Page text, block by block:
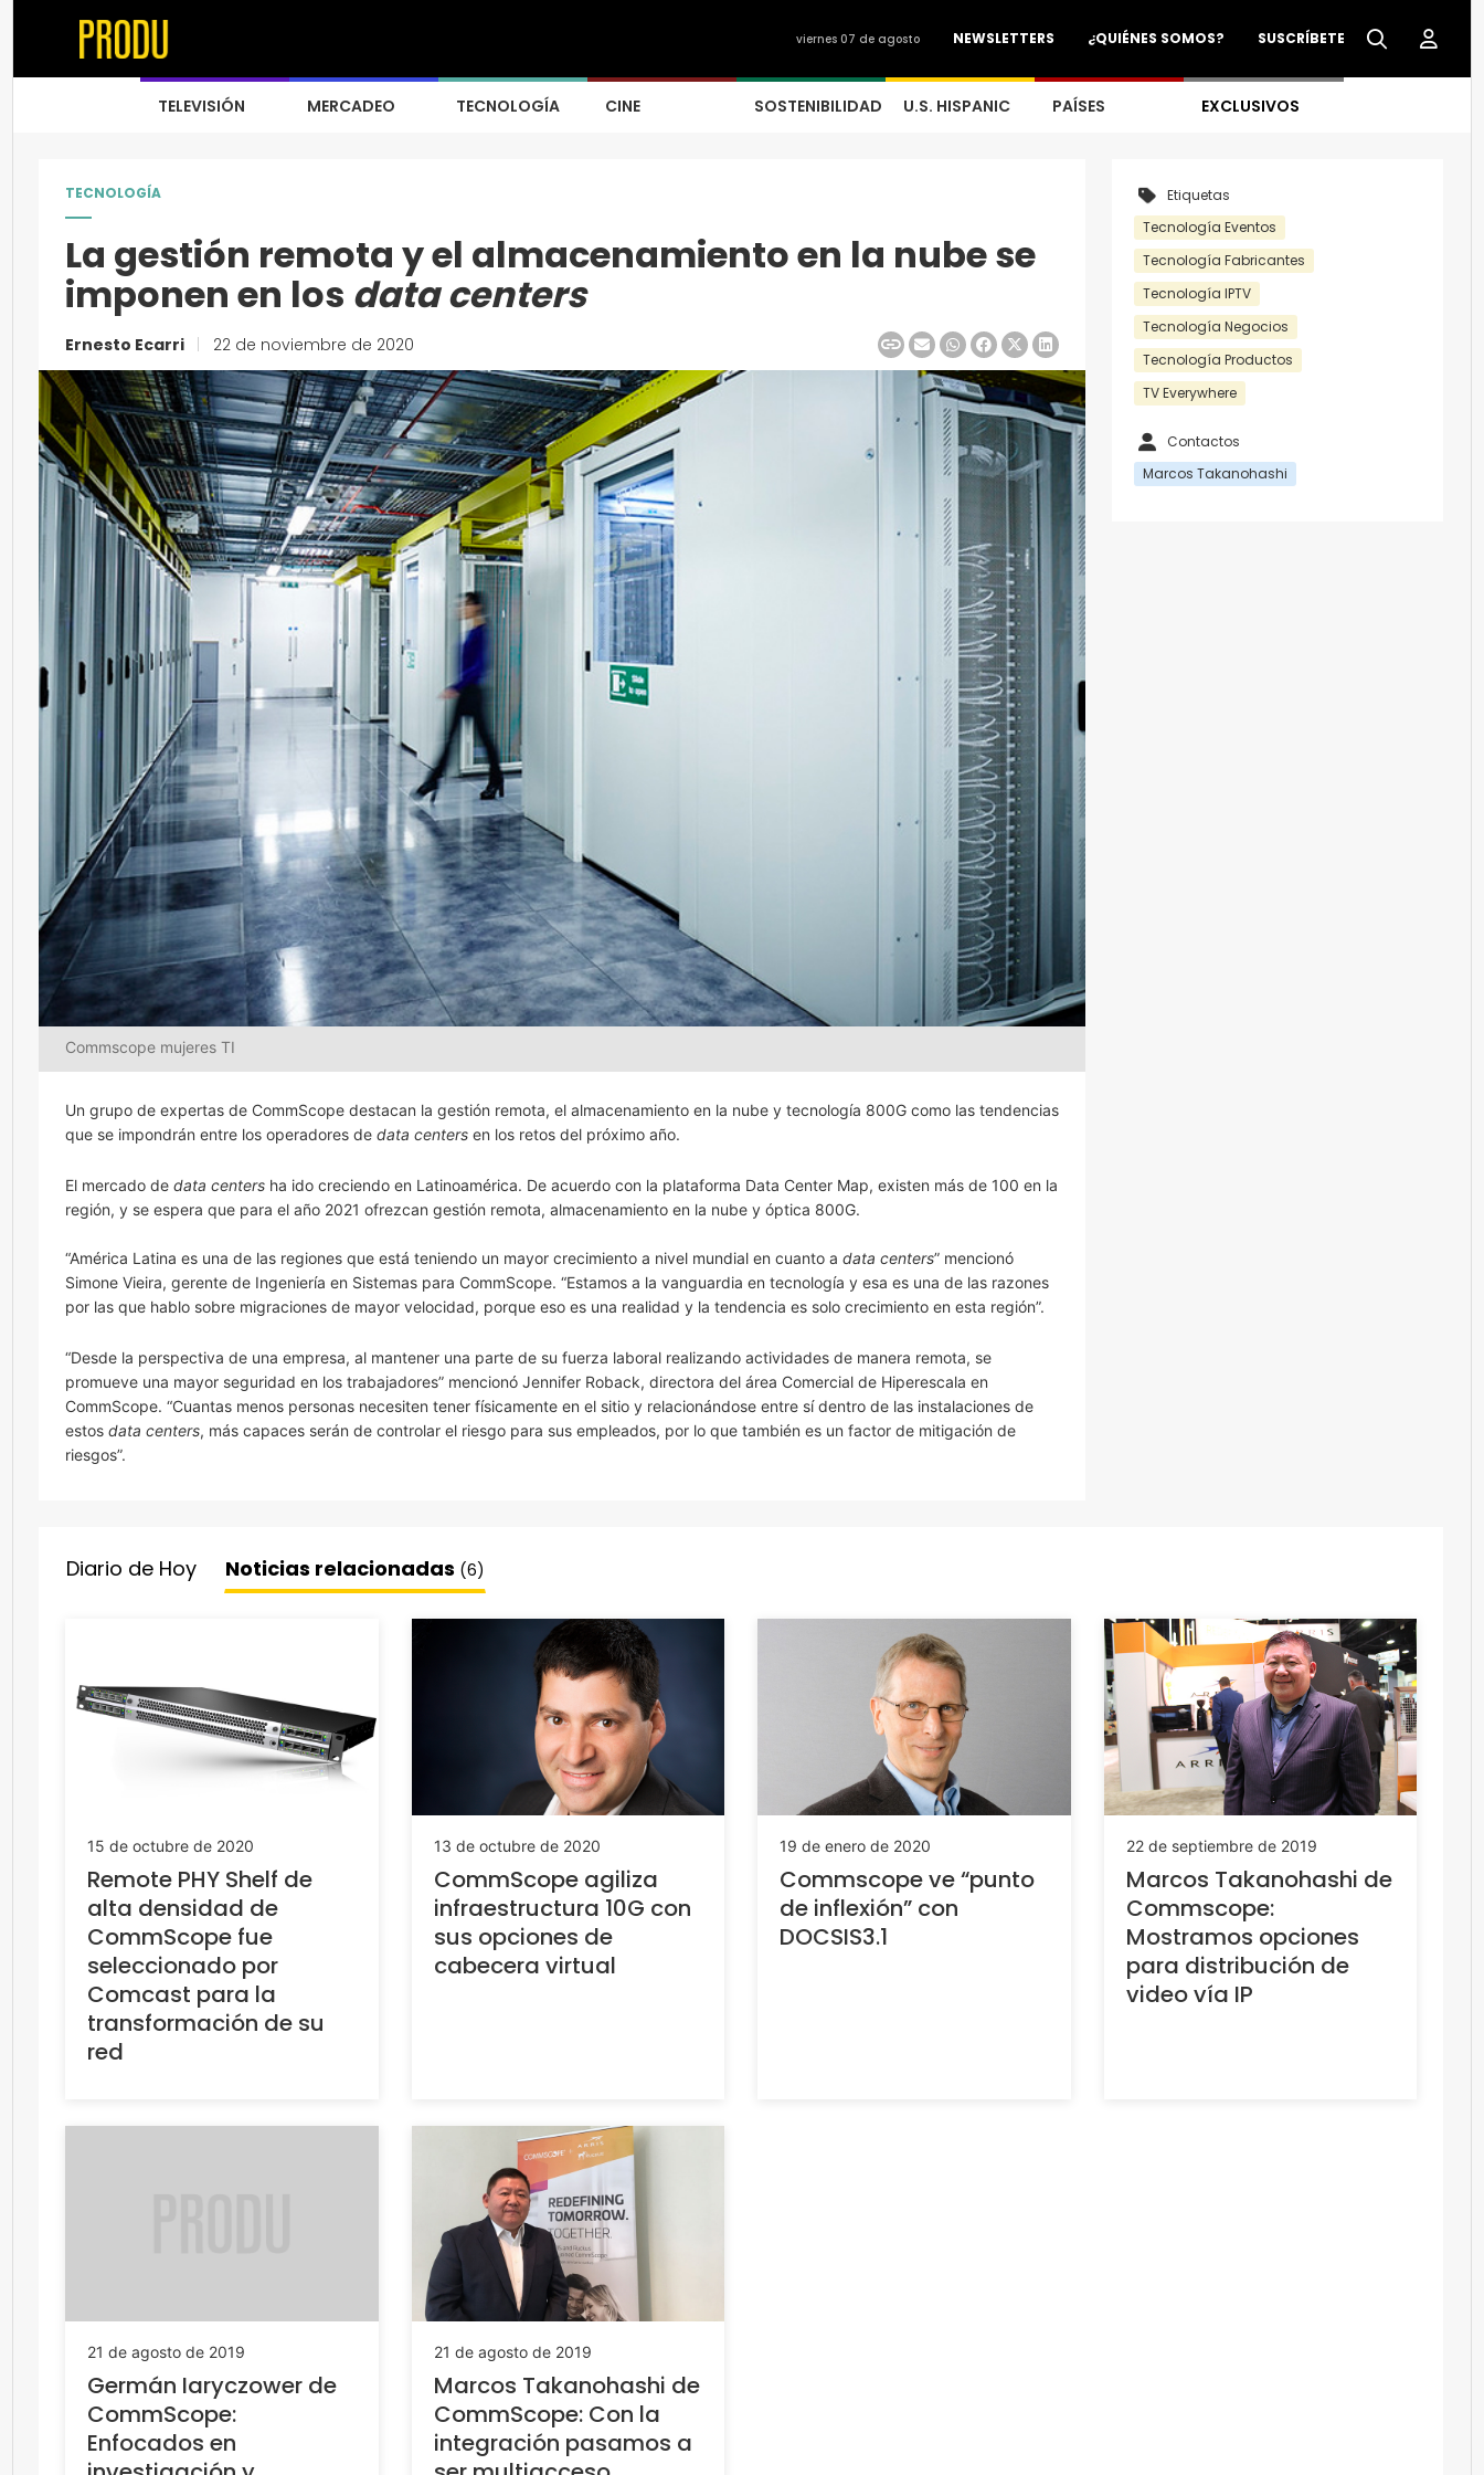
SUSCRÍBETE
¿QUIÉNES SOMOS?
NEWSLETTERS
viernes 07 de agosto
TELEVISIÓN MERCADEO TECNOLOGÍA CINE SOSTENIBILIDAD U.S. HISPANIC PAÍSES EXCLUSIVOS
TECNOLOGÍA
La gestión remota y el almacenamiento en la nube se
imponen en los data centers
Ernesto Ecarri 22 de noviembre de 2020
Commscope mujeres TI
Un grupo de expertas de CommScope destacan la gestión remota, el almacenamiento en la nube y tecnología 800G como las tendencias
que se impondrán entre los operadores de data centers en los retos del próximo año.
El mercado de data centers ha ido creciendo en Latinoamérica. De acuerdo con la plataforma Data Center Map, existen más de 100 en la
región, y se espera que para el año 2021 ofrezcan gestión remota, almacenamiento en la nube y óptica 800G.
“América Latina es una de las regiones que está teniendo un mayor crecimiento a nivel mundial en cuanto a data centers” mencionó
Simone Vieira, gerente de Ingeniería en Sistemas para CommScope. “Estamos a la vanguardia en tecnología y esa es una de las razones
por las que hablo sobre migraciones de mayor velocidad, porque eso es una realidad y la tendencia es solo crecimiento en esta región”.
“Desde la perspectiva de una empresa, al mantener una parte de su fuerza laboral realizando actividades de manera remota, se
promueve una mayor seguridad en los trabajadores” mencionó Jennifer Roback, directora del área Comercial de Hiperescala en
CommScope. “Cuantas menos personas necesiten tener físicamente en el sitio y relacionándose entre sí dentro de las instalaciones de
estos data centers, más capaces serán de controlar el riesgo para sus empleados, por lo que también es un factor de mitigación de
riesgos”.
Etiquetas
Tecnología Eventos
Tecnología Fabricantes
Tecnología IPTV
Tecnología Negocios
Tecnología Productos
TV Everywhere
Contactos
Marcos Takanohashi
Diario de Hoy Noticias relacionadas (6)
15 de octubre de 2020
Remote PHY Shelf de
alta densidad de
CommScope fue
seleccionado por
Comcast para la
transformación de su
red
13 de octubre de 2020
CommScope agiliza
infraestructura 10G con
sus opciones de
cabecera virtual
19 de enero de 2020
Commscope ve “punto
de inflexión” con
DOCSIS3.1
22 de septiembre de 2019
Marcos Takanohashi de
Commscope:
Mostramos opciones
para distribución de
video vía IP
21 de agosto de 2019
Germán Iaryczower de
CommScope:
Enfocados en
21 de agosto de 2019
Marcos Takanohashi de
CommScope: Con la
integración pasamos a